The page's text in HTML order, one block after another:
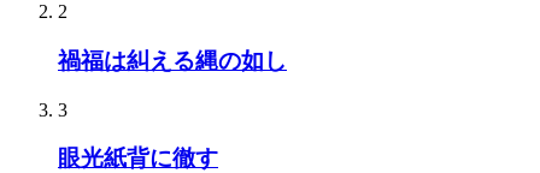
2
禍福は糾える縄の如し
3
眼光紙背に徹す